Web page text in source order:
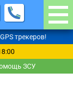
трекеров!
ЗСУ